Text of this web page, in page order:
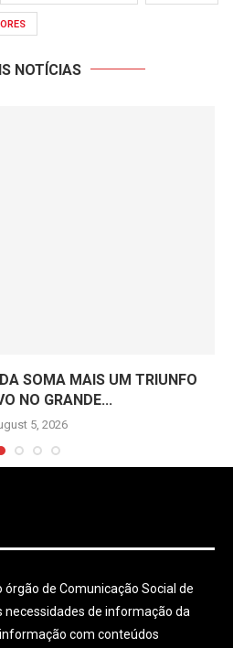
NOTÍCIAS
SOMA MAIS UM TRIUNFO
NO GRANDE...
5, 2026
de Comunicação Social de
necessidades de informação da
com conteúdos